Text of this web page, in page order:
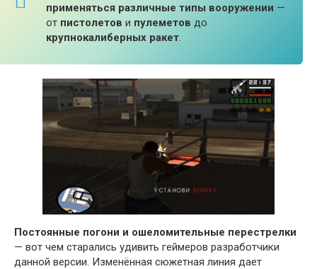
применяться различные типы вооружении —
от пистолетов и пулеметов до
крупнокалиберных ракет.
Постоянные погони и ошеломительные перестрелки
— вот чем старались удивить геймеров разработчики
данной версии. Изменённая сюжетная линия дает